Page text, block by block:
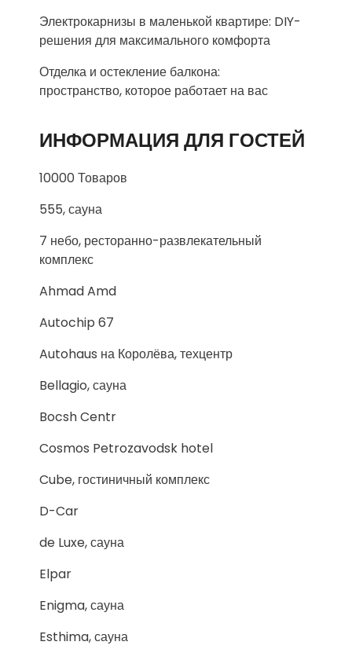
Электрокарнизы в маленькой квартире: DIY-
решения для максимального комфорта
Отделка и остекление балкона:
пространство, которое работает на вас
ИНФОРМАЦИЯ ДЛЯ ГОСТЕЙ
10000 Товаров
555, сауна
7 небо, ресторанно-развлекательный
комплекс
Ahmad Amd
Autochip 67
Autohaus на Королёва, техцентр
Bellagio, сауна
Bocsh Centr
Cosmos Petrozavodsk hotel
Cube, гостиничный комплекс
D-Car
de Luxe, сауна
Elpar
Enigma, сауна
Esthima, сауна